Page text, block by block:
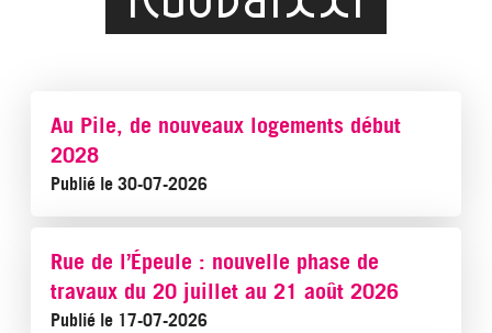
Au Pile, de nouveaux logements début
2028
Publié le 30-07-2026
Rue de l’Épeule : nouvelle phase de
travaux du 20 juillet au 21 août 2026
Publié le 17-07-2026